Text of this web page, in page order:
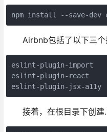
npm install --save-
Airbnb包括了以下三个
eslint-plugin-import
eslint-plugin-react
eslint-plugin-jsx-a11y
接着，在根目录下创建